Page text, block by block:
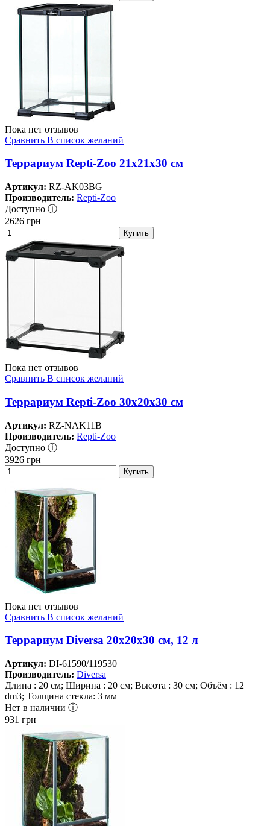
Пока нет отзывов
Сравнить В список желаний
Террариум Repti-Zoo 21x21x30 см
Артикул: RZ-AK03BG
Производитель: Repti-Zoo
Доступно ⓘ
2626 грн
Купить
Пока нет отзывов
Сравнить В список желаний
Террариум Repti-Zoo 30x20x30 см
Артикул: RZ-NAK11B
Производитель: Repti-Zoo
Доступно ⓘ
3926 грн
Купить
Пока нет отзывов
Сравнить В список желаний
Террариум Diversa 20х20х30 см, 12 л
Артикул: DI-61590/119530
Производитель: Diversa
Длина : 20 см; Ширина : 20 см; Высота : 30 см; Объём : 12
dm3; Толщина стекла: 3 мм
Нет в наличии ⓘ
931 грн